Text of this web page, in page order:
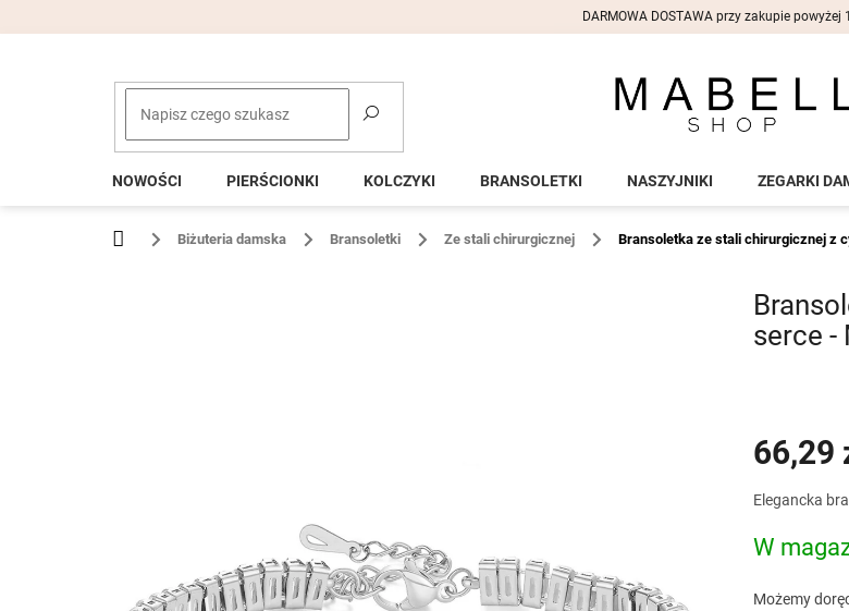
DARMOWA DOSTAWA przy zakupie powyżej
NOWOŚCI PIERŚCIONKI KOLCZYKI BRANSOLETKI NASZYJNIKI ZEGARKI
Home Biżuteria damska Bransoletki Ze stali chirurgicznej Bransoletka ze stali chirurgicznej z
serce -
66,29
jednostkowa:
Elegancka
W
Możemy